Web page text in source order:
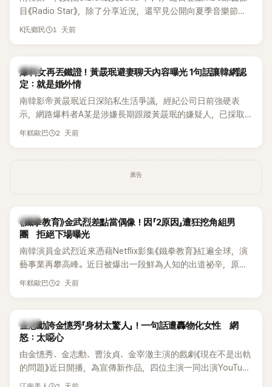
麼大，不知道才奇怪吧。」一來一往，氣氛反而更加輕鬆。 談到
當年情況，李智惠終於鬆口坦言，當時確實被質疑動過隆胸手
術。她回憶：「拍了比基尼照片之後，就開始被說是不是去隆乳
了。」為了澄清誤會，她只好親自站出來說清楚。 李智惠進一步
想，既然一直說我有做，那我乾脆把腋下給大家看，證明我根
本沒動過。」一句話說完，全場瞬間炸鍋，來賓又驚又笑。 事實
上，早在 2006 年，李智惠就為了證明自己沒有「隆乳」，真的
召開了一場泳裝記者招待會。當時她穿著比基尼站在一排攝影
這段為平息爭議、直接公開腋下畫面自證清白的往事再度被提
《脫掉鞋子恢單4Men》 中，親自公開那張當年引發話題的「腋下
比基尼照」，再次重提這段至今仍被粉絲視為黑歷史代表作的事
員身分出道，該團在 2000 年代初期紅極一時，由李智惠、徐
智英兩位女成員，以及張錫炫、Chris Kim 兩位男成員組成。不
過後來爆出長達四年的團內霸凌風波，甚至傳出徐智英母親對
李智惠言語辱罵、動手等爭議，最終團體於 2002 年解散。 團
體解散後，李智惠轉型 solo，靠著綜藝與歌唱實力持續活躍演
藝圈。據悉，她當年能加入 S#arp，也與 李尚敏 的賞識有關。
感情方面，李智惠於 2017 年與圈外男友結婚，婚後育有兩個
目，她經營的 YouTube 頻道也即將突破百萬訂閱，近年內容深
受網友喜愛，再度迎來事業第二春。
目《Radio Star》，除了分享近況，還罕見公開向夏季音樂節
Waterbomb喊話，笑稱自己至今從未受邀演出，更幽默表示：
K氏鄉民 1 天前
韓星
爆料女再丟鐵證！黃晸珉避妻聊天內容曝光 1句話讓韓網認
定：就是婚外情
南韓影帝黃晸珉近日深陷私生活爭議，經紀公司日前強硬表
示，網路爆料者A某是涉嫌長期跟蹤黃晸珉的嫌疑人，已採取
法律行動。不過，A某並未因此停止發聲，5日再度透過社群平
年糕歐巴 2 天前
廣告
韓星
《鐵拳教育》金武烈差點當偶像！因「2原因」遭狂挖角組男
團 拒絕下場曝光
南韓演員金武烈近來憑藉Netflix影集《鐵拳教育》紅遍全球，演
藝事業再攀高峰。近日被爆出一段鮮為人知的出道祕辛，原來
他當年差點不是以演員身分出道，而是成為男團偶像的一員。
年糕歐巴 2 天前
韓星
金志勳誇金憓秀「身材太驚人」！一句話遭轟物化女性 網
怒：太噁心
由金憓秀、金志勳、曹汝貞、金宰澈主演的戲劇《現在不是出軌
的問題》近日開播，為宣傳新作品，四位主演一同出演YouTube
節目，不料訪談中的一段發言卻意外掀起爭議。不少網友認